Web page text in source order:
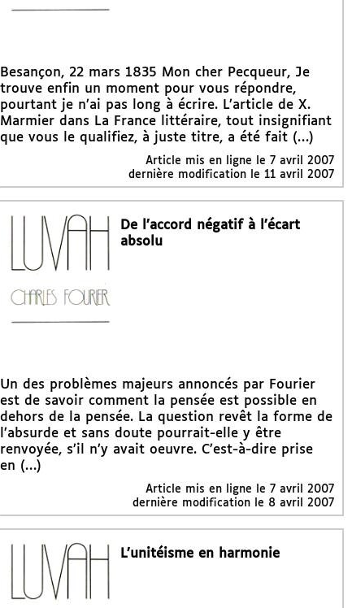
Besançon, 22 mars 1835 Mon cher Pecqueur, Je
trouve enfin un moment pour vous répondre,
pourtant je n’ai pas long à écrire. L’article de X.
Marmier dans La France littéraire, tout insignifiant
que vous le qualifiez, à juste titre, a été fait (…)
Article mis en ligne le 7 avril 2007
dernière modification le 11 avril 2007
De l’accord négatif à l’écart
absolu
Un des problèmes majeurs annoncés par Fourier
est de savoir comment la pensée est possible en
dehors de la pensée. La question revêt la forme de
l’absurde et sans doute pourrait-elle y être
renvoyée, s’il n’y avait oeuvre. C’est-à-dire prise
en (…)
Article mis en ligne le 7 avril 2007
dernière modification le 8 avril 2007
L’unitéisme en harmonie